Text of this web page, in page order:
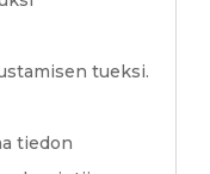
tueksi.
tiedon